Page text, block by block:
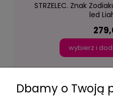
STRZELEC. Znak
led
wybierz i
Dbamy o Twoją